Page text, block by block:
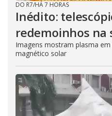
DO R7/HÁ 7 HORAS
Inédito:
redemoinhos na
Imagens mostram plasma
magnético solar